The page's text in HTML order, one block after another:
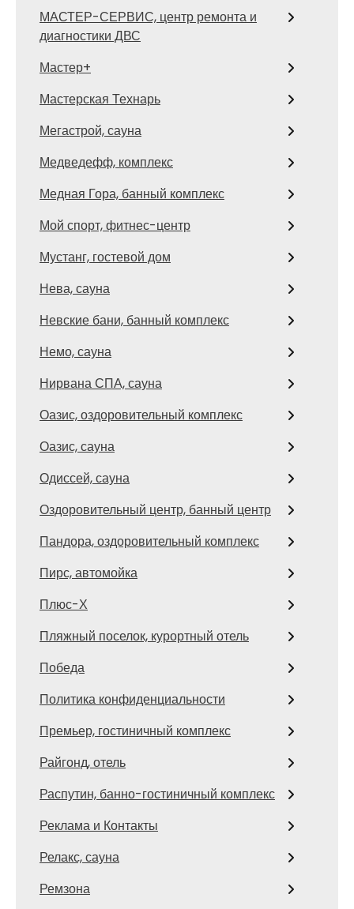
МАСТЕР-СЕРВИС, центр ремонта и
диагностики ДВС
Мастер+
Мастерская Технарь
Мегастрой, сауна
Медведефф, комплекс
Медная Гора, банный комплекс
Мой спорт, фитнес-центр
Мустанг, гостевой дом
Нева, сауна
Невские бани, банный комплекс
Немо, сауна
Нирвана СПА, сауна
Оазис, оздоровительный комплекс
Оазис, сауна
Одиссей, сауна
Оздоровительный центр, банный центр
Пандора, оздоровительный комплекс
Пирс, автомойка
Плюс-Х
Пляжный поселок, курортный отель
Победа
Политика конфиденциальности
Премьер, гостиничный комплекс
Райгонд, отель
Распутин, банно-гостиничный комплекс
Реклама и Контакты
Релакс, сауна
Ремзона